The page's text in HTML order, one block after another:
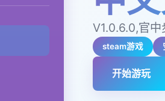
V1.0.6.0,官
steam游戏
开始游玩